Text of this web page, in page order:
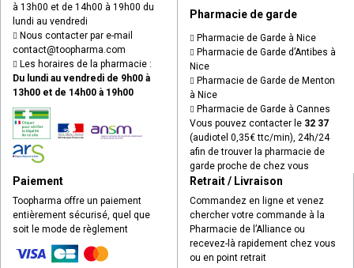
à 13h00 et de 14h00 à 19h00 du
lundi au vendredi
Nous contacter par e-mail
contact@toopharma.com
Les horaires de la pharmacie :
Du lundi au vendredi de 9h00 à
13h00 et de 14h00 à 19h00
Pharmacie de garde
Pharmacie de Garde à Nice
Pharmacie de Garde d’Antibes à
Nice
Pharmacie de Garde de Menton
à Nice
Pharmacie de Garde à Cannes
Vous pouvez contacter le 32 37
(audiotel 0,35€ ttc/min), 24h/24
afin de trouver la pharmacie de
garde proche de chez vous
Paiement
Toopharma offre un paiement
entièrement sécurisé, quel que
soit le mode de règlement
Retrait / Livraison
Commandez en ligne et venez
chercher votre commande à la
Pharmacie de l’Alliance ou
recevez-là rapidement chez vous
ou en point retrait